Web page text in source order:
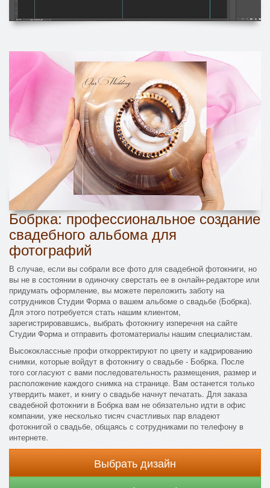
Бобрка: профессиональное создание
свадебного альбома для
фотографий
В случае, если вы собрали все фото для свадебной фотокниги, но
вы не в состоянии в одиночку сверстать ее в онлайн-редакторе или
придумать оформление, вы можете переложить заботу на
сотрудников Студии Форма о вашем альбоме о свадьбе (Бобрка).
Для этого потребуется стать нашим клиентом,
зарегистрировавшись, выбрать фотокнигу изперечня на сайте
Студии Форма и отправить фотоматериалы нашим специалистам.
Высококлассные профи откорректируют по цвету и кадрированию
снимки, которые войдут в фотокнигу о свадьбе - Бобрка. После
того согласуют с вами последовательность размещения, размер и
расположение каждого снимка на странице. Вам останется только
утвердить макет, и книгу о свадьбе начнут печатать. Для заказа
свадебной фотокниги в Бобрка вам не обязательно идти в офис
компании, уже несколько тисяч счастливых пар владеют
фотокнигой о свадьбе, общаясь с сотрудниками по телефону в
интернете.
Выбрать дизайн